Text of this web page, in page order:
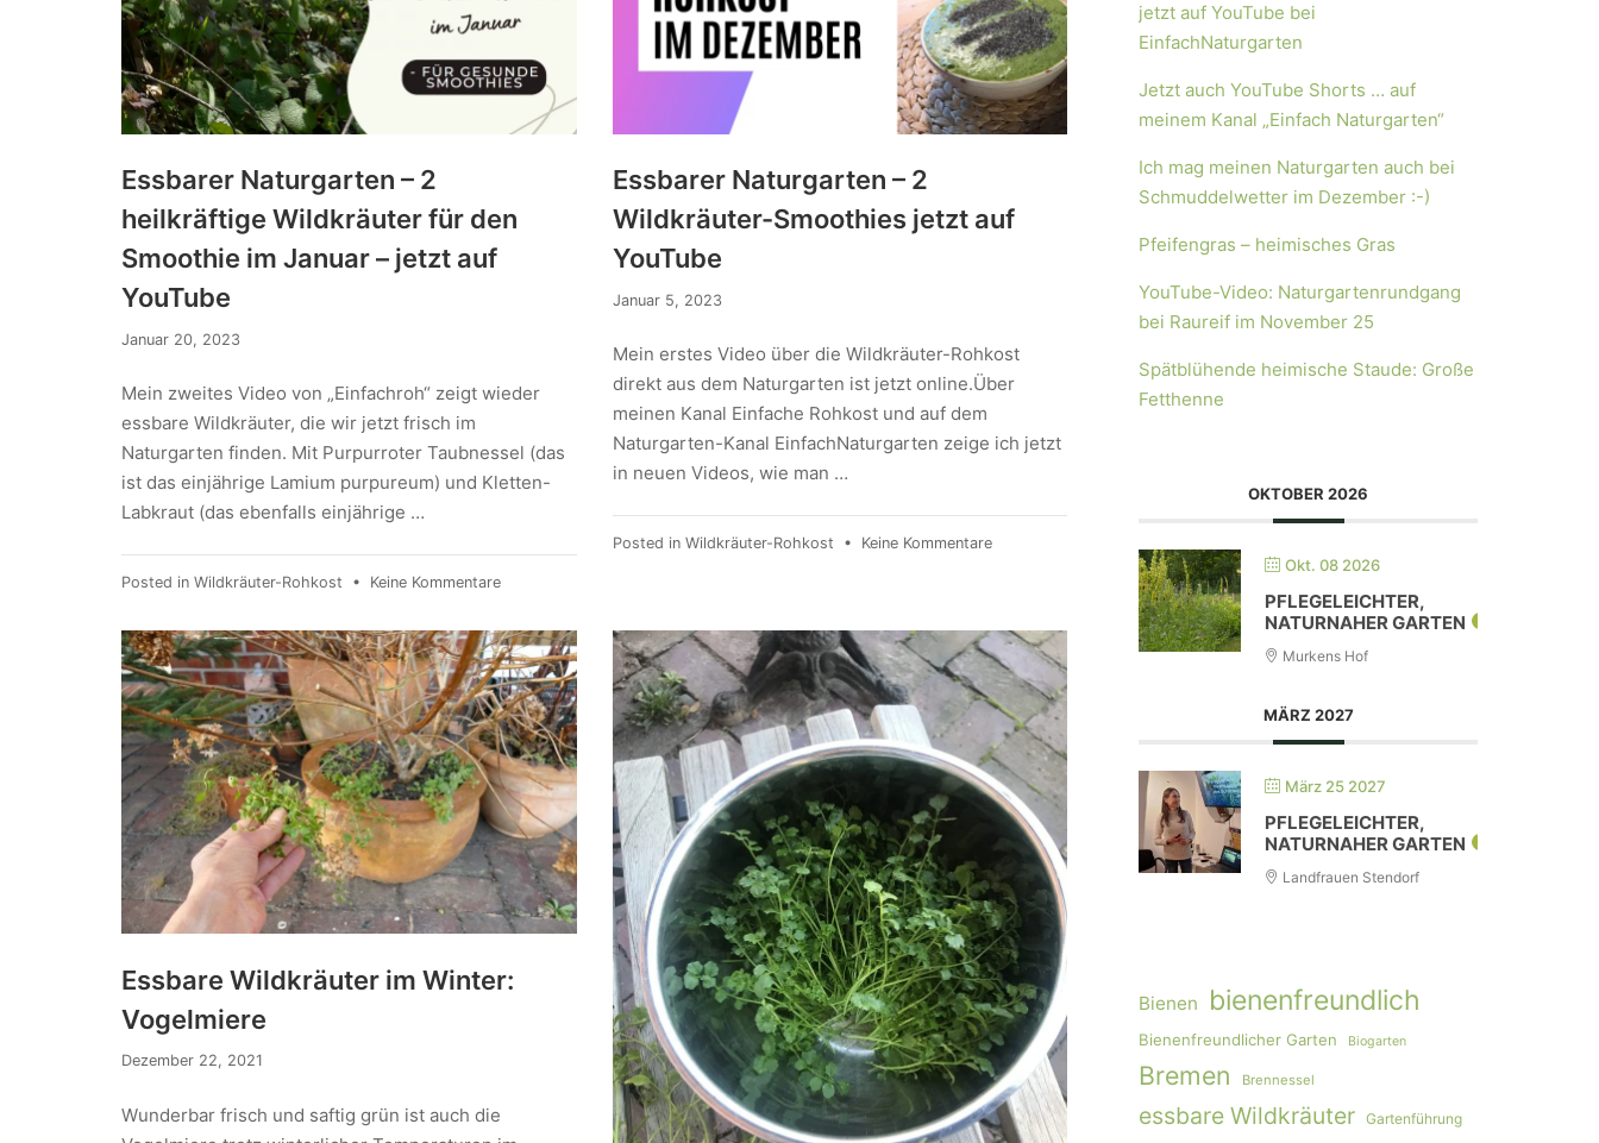
Essbarer Naturgarten – 2
heilkräftige Wildkräuter für den
Smoothie im Januar – jetzt auf
YouTube
Januar 20, 2023
Mein zweites Video von „Einfachroh“ zeigt wieder
essbare Wildkräuter, die wir jetzt frisch im
Naturgarten finden. Mit Purpurroter Taubnessel (das
ist das einjährige Lamium purpureum) und Kletten-
Labkraut (das ebenfalls einjährige …
Posted in Wildkräuter-Rohkost • Keine Kommentare
Essbarer Naturgarten – 2
Wildkräuter-Smoothies jetzt auf
YouTube
Januar 5, 2023
Mein erstes Video über die Wildkräuter-Rohkost
direkt aus dem Naturgarten ist jetzt online.Über
meinen Kanal Einfache Rohkost und auf dem
Naturgarten-Kanal EinfachNaturgarten zeige ich jetzt
in neuen Videos, wie man …
Posted in Wildkräuter-Rohkost • Keine Kommentare
Essbare Wildkräuter im Winter:
Vogelmiere
Dezember 22, 2021
Wunderbar frisch und saftig grün ist auch die
jetzt auf YouTube bei
EinfachNaturgarten
Jetzt auch YouTube Shorts … auf
meinem Kanal „Einfach Naturgarten“
Ich mag meinen Naturgarten auch bei
Schmuddelwetter im Dezember :-)
Pfeifengras – heimisches Gras
YouTube-Video: Naturgartenrundgang
bei Raureif im November 25
Spätblühende heimische Staude: Große
Fetthenne
OKTOBER 2026
Okt. 08 2026
PFLEGELEICHTER,
NATURNAHER GARTEN
Murkens Hof
MÄRZ 2027
März 25 2027
PFLEGELEICHTER,
NATURNAHER GARTEN
Landfrauen Stendorf
Bienen bienenfreundlich
Bienenfreundlicher Garten Biogarten
Bremen Brennessel
essbare Wildkräuter Gartenführung